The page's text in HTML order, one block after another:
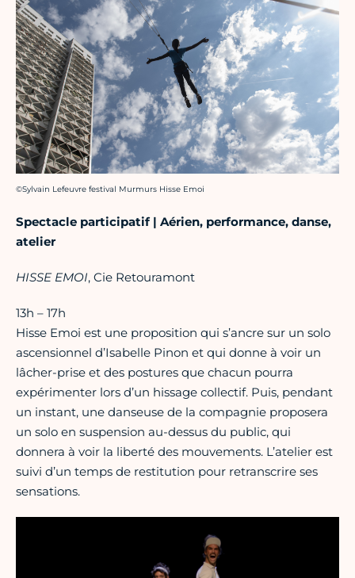
Crédit photo :
©Sylvain Lefeuvre festival Murmurs Hisse Emoi
Spectacle participatif | Aérien, performance, danse,
atelier
HISSE EMOI, Cie Retouramont
13h – 17h
Hisse Emoi est une proposition qui s’ancre sur un solo
ascensionnel d’Isabelle Pinon et qui donne à voir un
lâcher-prise et des postures que chacun pourra
expérimenter lors d’un hissage collectif. Puis, pendant
un instant, une danseuse de la compagnie proposera
un solo en suspension au-dessus du public, qui
donnera à voir la liberté des mouvements. L’atelier est
suivi d’un temps de restitution pour retranscrire ses
sensations.